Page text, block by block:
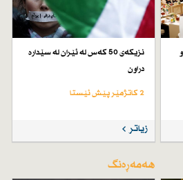
نزیكەی 50 كەس لە ئێران لە سێدارە
دراون
2 کاتژمێر پێش ئێستا
زیاتر
هەمەڕەنگ